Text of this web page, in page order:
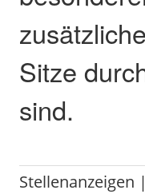
Sitze
sind.